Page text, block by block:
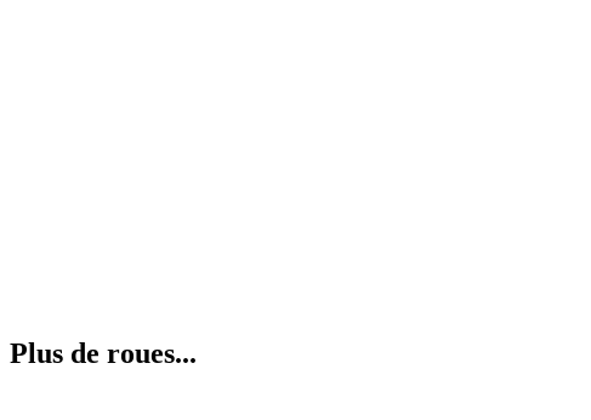
Plus de roues...